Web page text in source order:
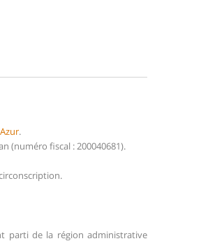
.
(numéro fiscal : 200040681).
parti de la région administrative